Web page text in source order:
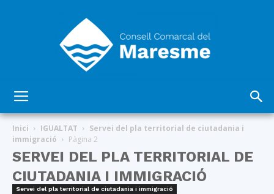
Comarcal
Inici IGUALTAT
Servei del pla territorial de ciutadania i
immigració
Pàgina 2
SERVEI DEL PLA TERRITORIAL DE
CIUTADANIA I IMMIGRACIÓ
Servei del pla territorial de ciutadania i immigració